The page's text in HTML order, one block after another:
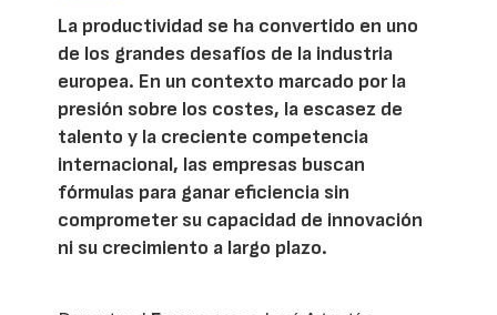
La productividad se ha convertido en uno
de los grandes desafíos de la industria
europea. En un contexto marcado por la
presión sobre los costes, la escasez de
talento y la creciente competencia
internacional, las empresas buscan
fórmulas para ganar eficiencia sin
comprometer su capacidad de innovación
ni su crecimiento a largo plazo.